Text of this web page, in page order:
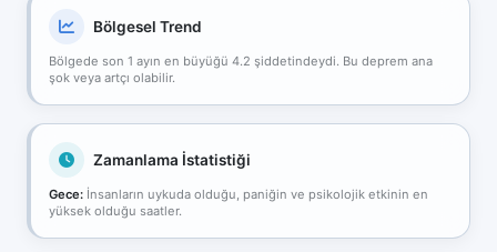
Bölgesel Trend
Bölgede son 1 ayın en büyüğü 4.2 şiddetindeydi. Bu deprem ana
şok veya artçı olabilir.
Zamanlama İstatistiği
Gece: İnsanların uykuda olduğu, paniğin ve psikolojik etkinin en
yüksek olduğu saatler.